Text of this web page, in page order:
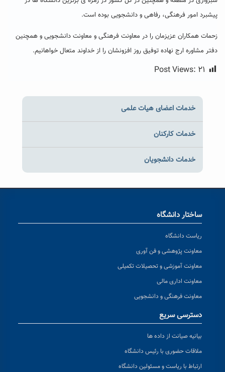
پیشبرد امور فرهنگی، رفاهی و دانشجویی بوده است.
زحمات همکاران عزیزمان را در معاونت فرهنگی و معاونت دانشجویی و همچنین
دفتر مشاوره ارج نهاده توفیق روز افزونشان را از خداوند متعال خواهانیم.
Post Views: ۲۱
خدمات اعضای هیات علمی
خدمات کارکنان
خدمات دانشجویان
ساختار دانشگاه
ریاست دانشگاه
معاونت پژوهشی و فن آوری
معاونت آموزشی و تحصیلات تکمیلی
معاونت اداری مالی
معاونت فرهنگی و دانشجویی
دسترسی سریع
بیانیه صیانت از داده ها
ملاقات حضوری با رئیس دانشگاه
ارتباط با ریاست و مسئولین دانشگاه